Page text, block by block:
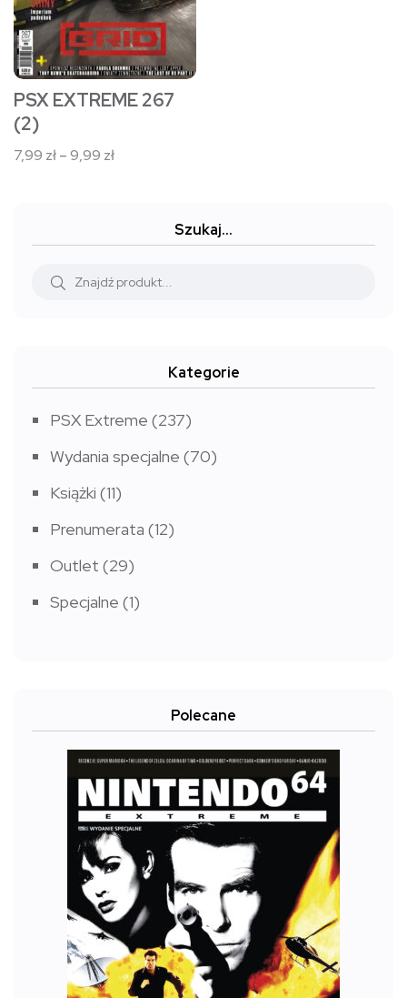
można
wybrać
na
stronie
produktu
PSX EXTREME 267
(2)
7,99 zł–9,99 złZakres
do
Szukaj…
Kategorie
PSX Extreme (237)
Wydania specjalne (70)
Książki (11)
Prenumerata (12)
Outlet (29)
Specjalne (1)
Polecane